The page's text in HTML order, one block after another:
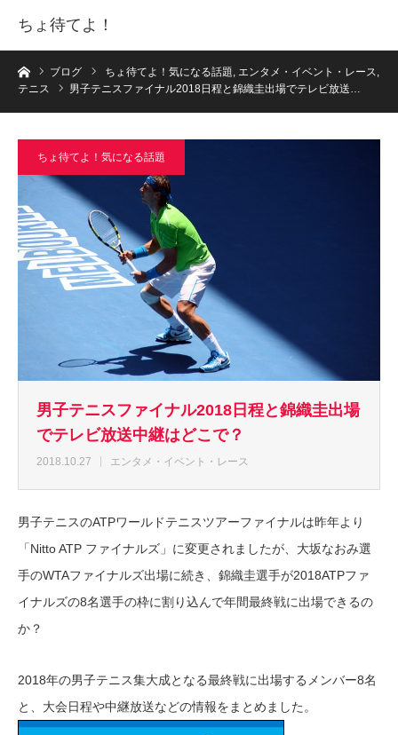
ちょ待てよ！
ホームブログ ちょ待てよ！気になる話題, エンタメ・イベント・レース,
テニス
男子テニスファイナル2018日程と錦織圭出場でテレビ放送…
ちょ待てよ！気になる話題
男子テニスファイナル2018日程と錦織圭出場
でテレビ放送中継はどこで？
2018.10.27 エンタメ・イベント・レース
男子テニスのATPワールドテニスツアーファイナルは昨年より
「Nitto ATP ファイナルズ」に変更されましたが、大坂なおみ選
手のWTAファイナルズ出場に続き、錦織圭選手が2018ATPファ
イナルズの8名選手の枠に割り込んで年間最終戦に出場できるの
か？
2018年の男子テニス集大成となる最終戦に出場するメンバー8名
と、大会日程や中継放送などの情報をまとめました。